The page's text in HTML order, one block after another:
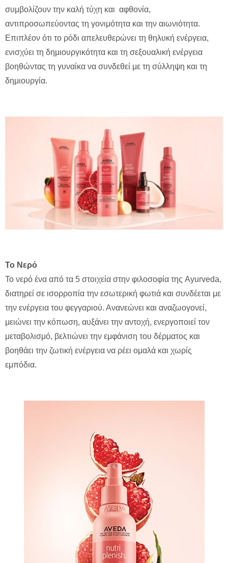
συμβολίζουν την καλή τύχη και αφθονία,
αντιπροσωπεύοντας τη γονιμότητα και την αιωνιότητα.
Επιπλέον ότι το ρόδι απελευθερώνει τη θηλυκή ενέργεια,
ενισχύει τη δημιουργικότητα και τη σεξουαλική ενέργεια
βοηθώντας τη γυναίκα να συνδεθεί με τη σύλληψη και τη
δημιουργία.
Το Νερό
Το νερό ένα από τα 5 στοιχεία στην φιλοσοφία της Ayurveda,
διατηρεί σε ισορροπία την εσωτερική φωτιά και συνδέεται με
την ενέργεια του φεγγαριού. Ανανεώνει και αναζωογονεί,
μειώνει την κόπωση, αυξάνει την αντοχή, ενεργοποιεί τον
μεταβολισμό, βελτιώνει την εμφάνιση του δέρματος και
βοηθάει την ζωτική ενέργεια να ρέει ομαλά και χωρίς
εμπόδια.